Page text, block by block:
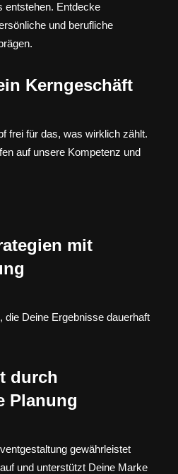
entstehen. Entdecke
und berufliche
Kerngeschäft
frei für das, was wirklich zählt.
auf unsere Kompetenz und
mit
die Deine Ergebnisse dauerhaft
durch
Planung
gewährleistet
und unterstützt Deine Marke